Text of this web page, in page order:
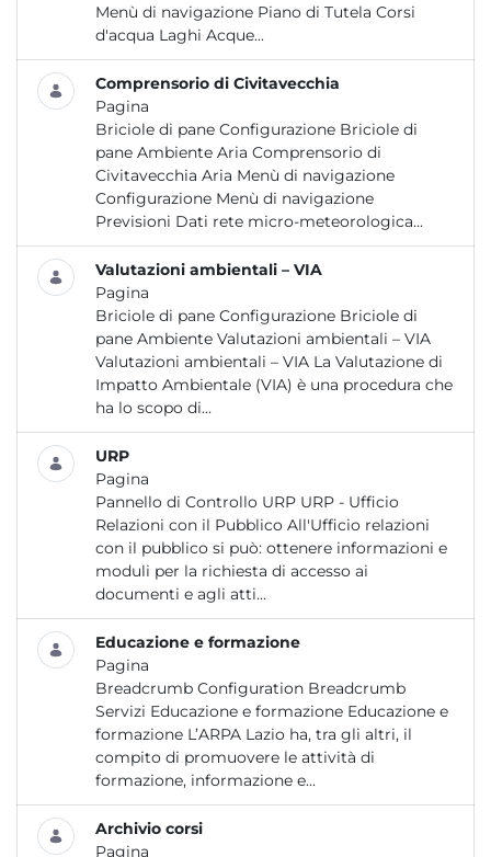
Menù di navigazione Piano di Tutela Corsi
d'acqua Laghi Acque...
Comprensorio di Civitavecchia
Pagina
Briciole di pane Configurazione Briciole di
pane Ambiente Aria Comprensorio di
Civitavecchia Aria Menù di navigazione
Configurazione Menù di navigazione
Previsioni Dati rete micro-meteorologica...
Valutazioni ambientali – VIA
Pagina
Briciole di pane Configurazione Briciole di
pane Ambiente Valutazioni ambientali – VIA
Valutazioni ambientali – VIA La Valutazione di
Impatto Ambientale (VIA) è una procedura che
ha lo scopo di...
URP
Pagina
Pannello di Controllo URP URP - Ufficio
Relazioni con il Pubblico All'Ufficio relazioni
con il pubblico si può: ottenere informazioni e
moduli per la richiesta di accesso ai
documenti e agli atti...
Educazione e formazione
Pagina
Breadcrumb Configuration Breadcrumb
Servizi Educazione e formazione Educazione e
formazione L’ARPA Lazio ha, tra gli altri, il
compito di promuovere le attività di
formazione, informazione e...
Archivio corsi
Pagina